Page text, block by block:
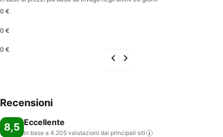
0 €
0 €
0 €
Recensioni
8,5 Eccellente
in base a 4.205 valutazioni dai principali siti